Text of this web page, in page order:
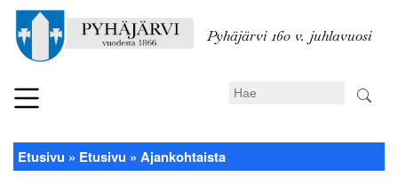
pääsisältöön
Pyhäjärvi 160 v. juhlavuosi
Search
Murupolku
Etusivu Etusivu Ajankohtaista